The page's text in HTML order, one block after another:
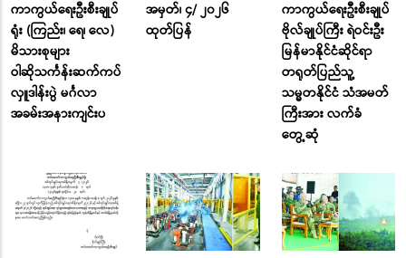
ကာကွယ်ရေးဦးစီးချုပ်
ရုံး (ကြည်း၊ ရေ၊ လေ)
မိသားစုများ
ဝါဆိုသင်္ကန်းဆက်ကပ်
လှူဒါန်းပွဲ မင်္ဂလာ
အခမ်းအနားကျင်းပ
အမှတ်၊ ၄/ ၂၀၂၆
ထုတ်ပြန်
ကာကွယ်ရေးဦးစီးချုပ်
ဗိုလ်ချုပ်ကြီး ရဲဝင်းဦး
မြန်မာနိုင်ငံဆိုင်ရာ
တရုတ်ပြည်သူ့
သမ္မတနိုင်ငံ သံအမတ်
ကြီးအား လက်ခံ
တွေ့ဆုံ